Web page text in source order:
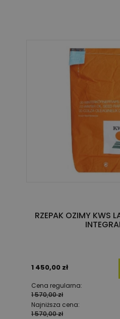
RZEPAK OZIMY KWS
1 450,00 zł
Cena regularna:
1 570,00 zł
Najniższa cena:
1 570,00 zł